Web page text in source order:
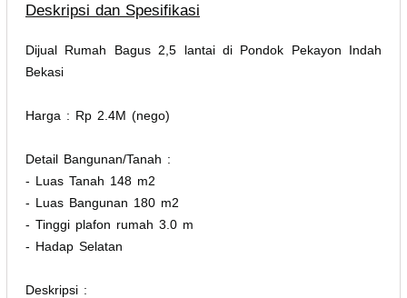
Deskripsi dan Spesifikasi
Dijual Rumah Bagus 2,5 lantai di Pondok Pekayon Indah
Bekasi
Harga : Rp 2.4M (nego)
Detail Bangunan/Tanah :
- Luas Tanah 148 m2
- Luas Bangunan 180 m2
- Tinggi plafon rumah 3.0 m
- ⁠Hadap Selatan
Deskripsi :